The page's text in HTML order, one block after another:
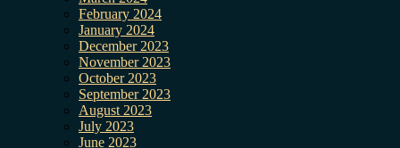
February 2024
January 2024
December 2023
November 2023
October 2023
September 2023
August 2023
July 2023
June 2023